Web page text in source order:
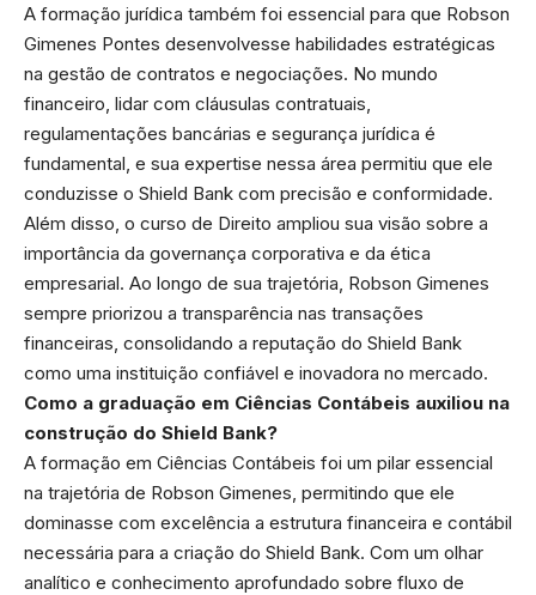
A formação jurídica também foi essencial para que Robson
Gimenes Pontes desenvolvesse habilidades estratégicas
na gestão de contratos e negociações. No mundo
financeiro, lidar com cláusulas contratuais,
regulamentações bancárias e segurança jurídica é
fundamental, e sua expertise nessa área permitiu que ele
conduzisse o Shield Bank com precisão e conformidade.
Além disso, o curso de Direito ampliou sua visão sobre a
importância da governança corporativa e da ética
empresarial. Ao longo de sua trajetória, Robson Gimenes
sempre priorizou a transparência nas transações
financeiras, consolidando a reputação do Shield Bank
como uma instituição confiável e inovadora no mercado.
Como a graduação em Ciências Contábeis auxiliou na
construção do Shield Bank?
A formação em Ciências Contábeis foi um pilar essencial
na trajetória de Robson Gimenes, permitindo que ele
dominasse com excelência a estrutura financeira e contábil
necessária para a criação do Shield Bank. Com um olhar
analítico e conhecimento aprofundado sobre fluxo de